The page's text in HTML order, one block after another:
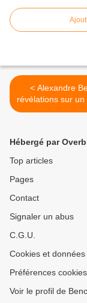
< Alexandre Benalla :
révélations sur un
hors norme, le
Hébergé par
Top articles
Pages
Contact
Signaler un abus
C.G.U.
Cookies et
Préférences cookies
Voir le profil de